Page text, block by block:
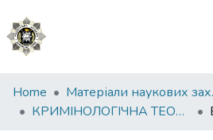
Communities
&
Home
КРИМІНОЛОГІЧНА ТЕОРІЯ І ПРАКТИКА: ДОСВІД, ПРОБЛЕМИ СЬОГОДЕННЯ ТА ШЛЯХИ ЇХ ВИРІШЕННЯ